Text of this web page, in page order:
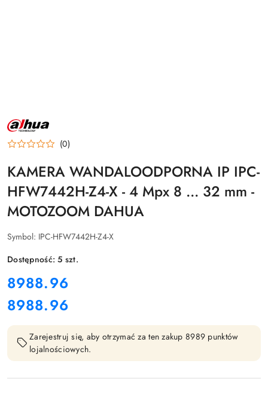
NAZWA
PRODUCENTA:
DAHUA (0)
KAMERA WANDALOODPORNA IP IPC-
HFW7442H-Z4-X - 4 Mpx 8 ... 32 mm -
MOTOZOOM DAHUA
Symbol: IPC-HFW7442H-Z4-X
Dostępność:5 szt.
cena:
8988.96
Cena:
8988.96
Zarejestruj się, aby otrzymać za ten zakup 8989 punktów
lojalnościowych.